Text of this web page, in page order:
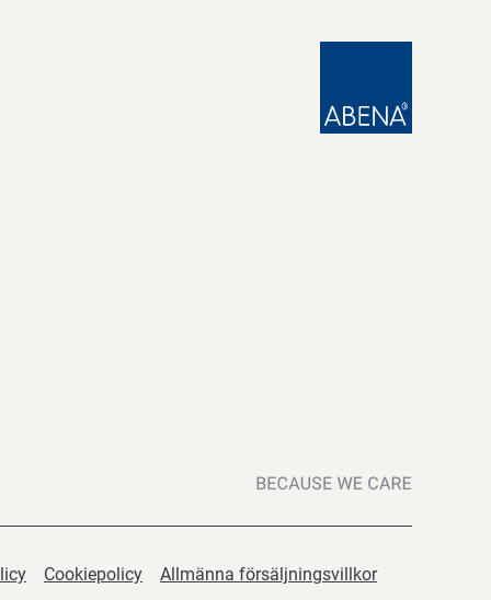
Cookiepolicy Allmänna försäljningsvillkor